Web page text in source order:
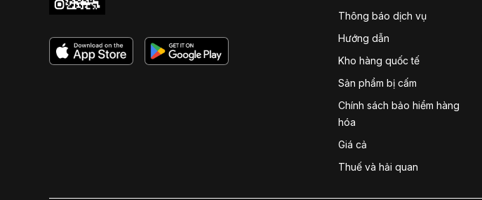
Thông báo dịch vụ
Hướng dẫn
Kho hàng quốc tế
Sản phẩm bị cấm
Chính sách bảo hiểm hàng
hóa
Giá cả
Thuế và hải quan